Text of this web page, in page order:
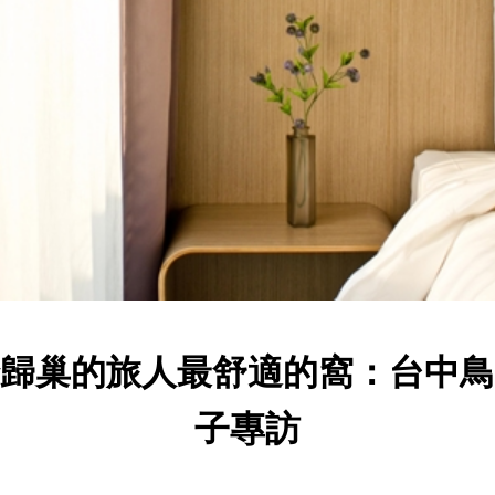
巢的旅人最舒適的窩：台中
子專訪